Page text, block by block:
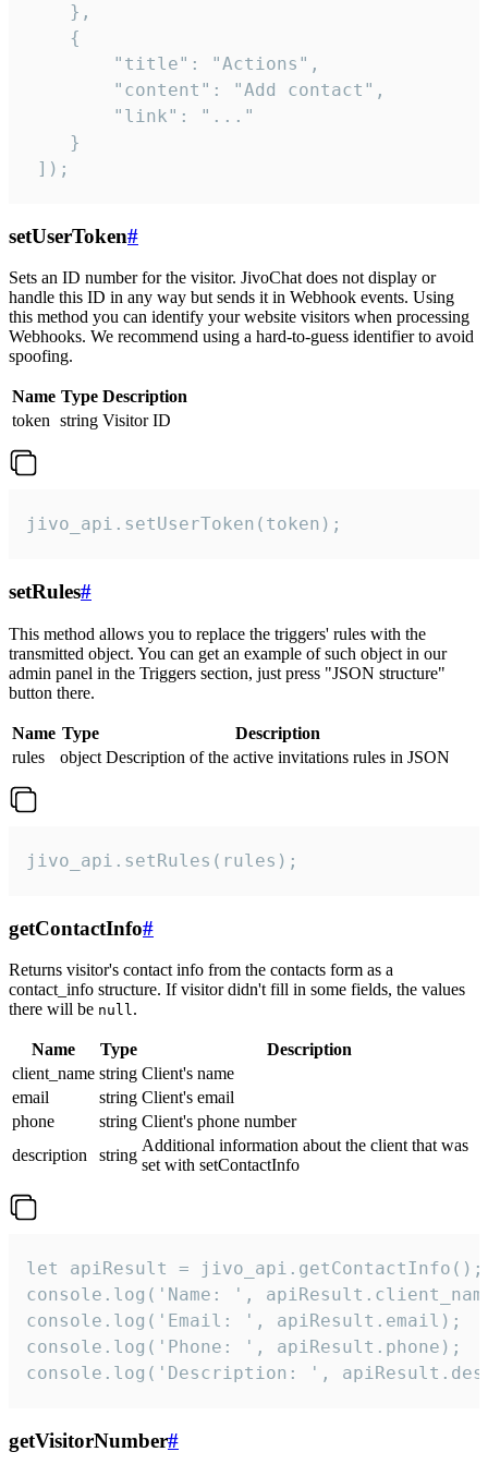
    },
    {
        "title": "Actions",
        "content": "Add contact",
        "link": "..."
    }
]);
setUserToken#
Sets an ID number for the visitor. JivoChat does not display or
handle this ID in any way but sends it in Webhook events. Using
this method you can identify your website visitors when processing
Webhooks. We recommend using a hard-to-guess identifier to avoid
spoofing.
Name Type Description
token string Visitor ID
jivo_api.setUserToken(token);
setRules#
This method allows you to replace the triggers' rules with the
transmitted object. You can get an example of such object in our
admin panel in the Triggers section, just press "JSON structure"
button there.
Name Type
Description
rules
object Description of the active invitations rules in JSON
jivo_api.setRules(rules);
getContactInfo#
Returns visitor's contact info from the contacts form as a
contact_info structure. If visitor didn't fill in some fields, the values
there will be null.
Name Type
Description
client_name string Client's name
email
string Client's email
phone
string Client's phone number
description
string
Additional information about the client that was
set with setContactInfo
let apiResult = jivo_api.getContactInfo();
console.log('Name: ',
console.log('Email: ', apiResult.email);
console.log('Phone: ', apiResult.phone);
console.log('Description: ',
getVisitorNumber#